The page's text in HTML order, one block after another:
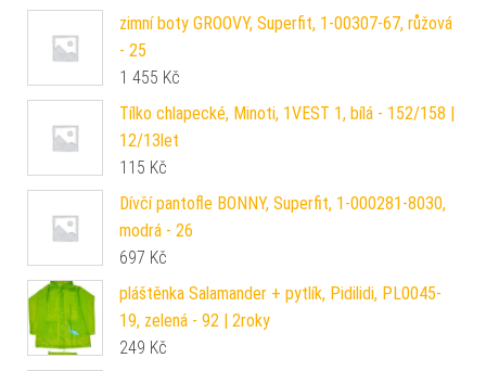
zimní boty GROOVY, Superfit, 1-00307-67, růžová
- 25
1 455 Kč
Tílko chlapecké, Minoti, 1VEST 1, bílá - 152/158 |
12/13let
115 Kč
Dívčí pantofle BONNY, Superfit, 1-000281-8030,
modrá - 26
697 Kč
pláštěnka Salamander + pytlík, Pidilidi, PL0045-
19, zelená - 92 | 2roky
249 Kč